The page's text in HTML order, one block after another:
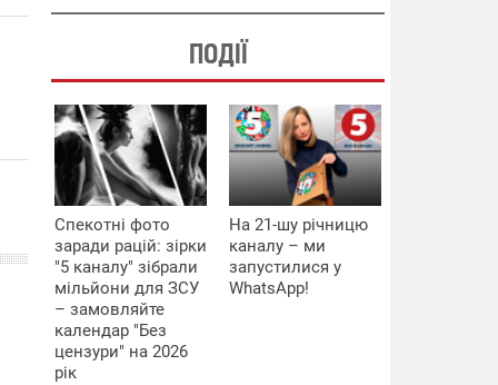
ПОДІЇ
Спекотні фото
заради рацій: зірки
"5 каналу" зібрали
мільйони для ЗСУ
– замовляйте
календар "Без
цензури" на 2026
рік
На 21-шу річницю
каналу – ми
запустилися у
WhatsApp!